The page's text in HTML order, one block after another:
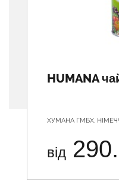
HUMANA
ХУМАНА ГМБХ,
від